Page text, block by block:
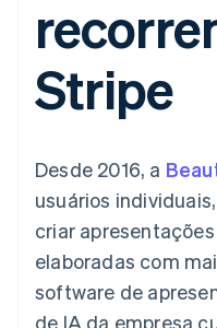
Authorization
Boost
de aceitação
Link
Checkout
Mais
Product roadmap
Veja o que está
Por
Jogos
e lazer
uso
Plano
sessões
Contato
Fale
vendas
Seja
Stripe
Desde 2016, a
usuários
criar
elaboradas com
software de
de IA da empresa